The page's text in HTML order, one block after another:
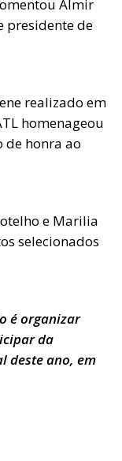
Almir
presidente de
realizado em
homenageou
de honra ao
e Marilia
selecionados
é organizar
da
deste ano, em